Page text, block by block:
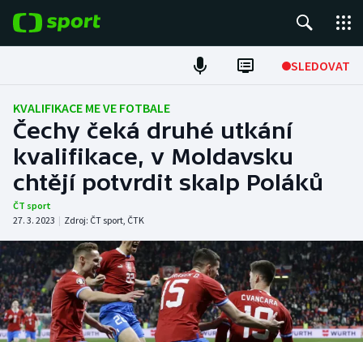
SLEDOVAT
Fotbal
Hokej
Tenis
Atletika
Cyklistika
DALŠÍ SPORTY
Americký fotbal
NEPŘEHLÉDNĚTE
KVALIFIKACE ME VE FOTBALE
Čechy čeká druhé utkání
kvalifikace, v Moldavsku
chtějí potvrdit skalp Poláků
ČT sport
27. 3. 2023 | Zdroj: ČT sport, ČTK